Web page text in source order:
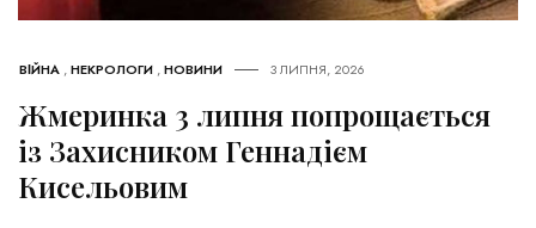
ВІЙНА ,НЕКРОЛОГИ ,НОВИНИ 3 ЛИПНЯ, 2026
Жмеринка 3 липня попрощається
із Захисником Геннадієм
Кисельовим